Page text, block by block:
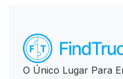
O Único Lugar Para